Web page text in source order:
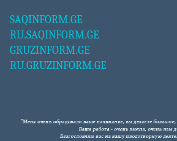
SAQINFORM.GE
RU.SAQINFORM.GE
GRUZINFORM.GE
RU.GRUZINFORM.GE